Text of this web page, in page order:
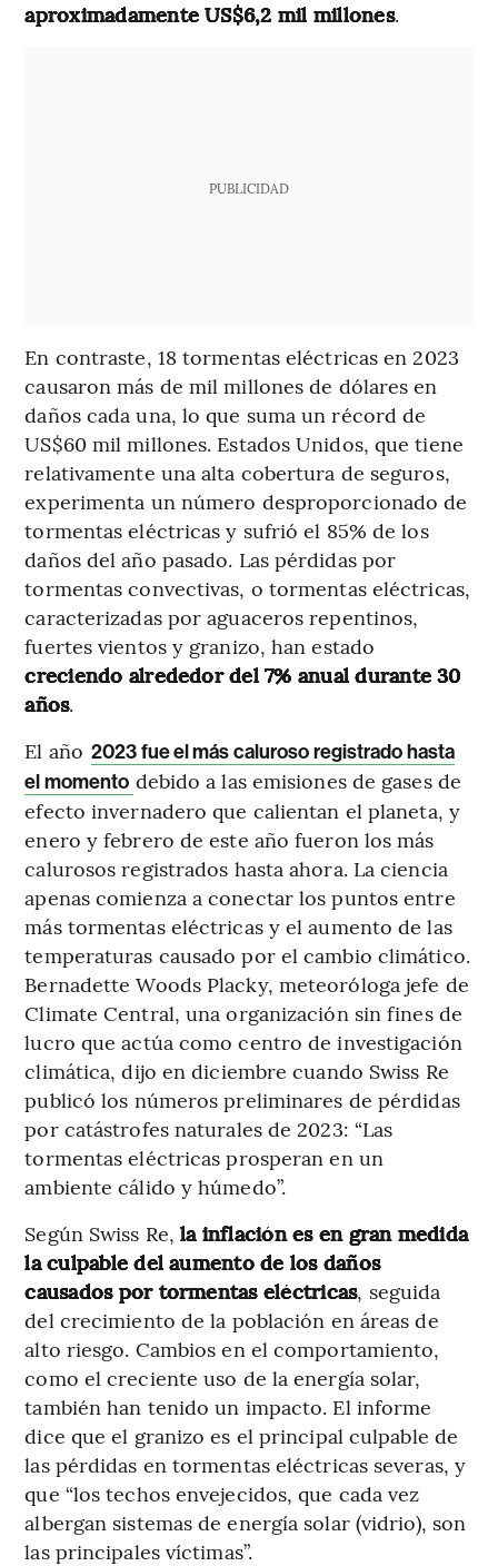
aproximadamente US$6,2 mil millones.
PUBLICIDAD
En contraste, 18 tormentas eléctricas en 2023
causaron más de mil millones de dólares en
daños cada una, lo que suma un récord de
US$60 mil millones. Estados Unidos, que tiene
relativamente una alta cobertura de seguros,
experimenta un número desproporcionado de
tormentas eléctricas y sufrió el 85% de los
daños del año pasado. Las pérdidas por
tormentas convectivas, o tormentas eléctricas,
caracterizadas por aguaceros repentinos,
fuertes vientos y granizo, han estado
creciendo alrededor del 7% anual durante 30
años.
El año 2023 fue el más caluroso registrado hasta
el momento debido a las emisiones de gases de
efecto invernadero que calientan el planeta, y
enero y febrero de este año fueron los más
calurosos registrados hasta ahora. La ciencia
apenas comienza a conectar los puntos entre
más tormentas eléctricas y el aumento de las
temperaturas causado por el cambio climático.
Bernadette Woods Placky, meteoróloga jefe de
Climate Central, una organización sin fines de
lucro que actúa como centro de investigación
climática, dijo en diciembre cuando Swiss Re
publicó los números preliminares de pérdidas
por catástrofes naturales de 2023: “Las
tormentas eléctricas prosperan en un
ambiente cálido y húmedo”.
Según Swiss Re, la inflación es en gran medida
la culpable del aumento de los daños
causados por tormentas eléctricas, seguida
del crecimiento de la población en áreas de
alto riesgo. Cambios en el comportamiento,
como el creciente uso de la energía solar,
también han tenido un impacto. El informe
dice que el granizo es el principal culpable de
las pérdidas en tormentas eléctricas severas, y
que “los techos envejecidos, que cada vez
albergan sistemas de energía solar (vidrio), son
las principales víctimas”.